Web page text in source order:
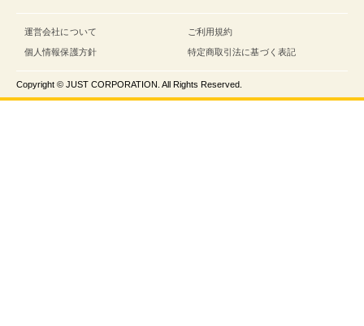
運営会社について
個人情報保護方針
ご利用規約
特定商取引法に基づく表記
Copyright © JUST CORPORATION. All Rights Reserved.